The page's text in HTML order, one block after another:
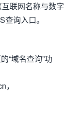
联网名称与数字
询入口。
“域名查询”功